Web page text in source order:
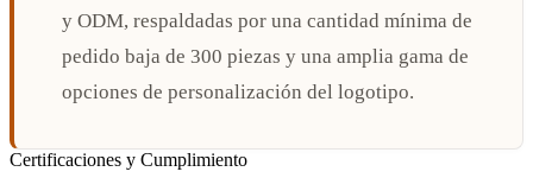
y ODM, respaldadas por una cantidad mínima de
pedido baja de 300 piezas y una amplia gama de
opciones de personalización del logotipo.
Certificaciones y Cumplimiento